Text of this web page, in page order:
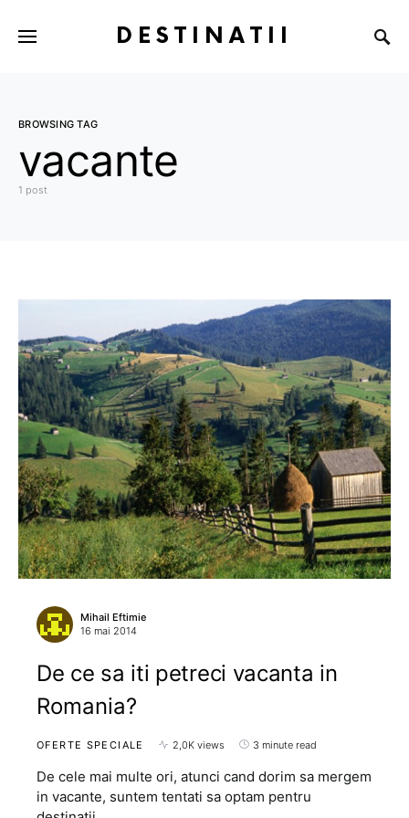
DESTINATII
BROWSING TAG
vacante
1 post
Mihail Eftimie
16 mai 2014
De ce sa iti petreci vacanta in
Romania?
OFERTE SPECIALE 2,0K views 3 minute read
De cele mai multe ori, atunci cand dorim sa mergem
in vacante, suntem tentati sa optam pentru